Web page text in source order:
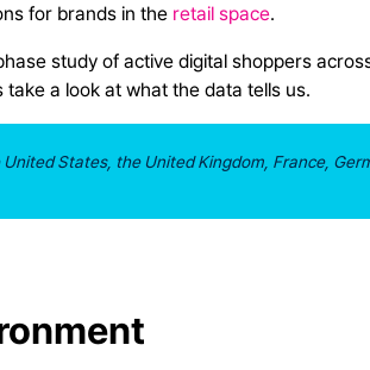
for brands in the retail space.
study of active digital shoppers
a look at what the data tells us.
States, the United Kingdom, France,